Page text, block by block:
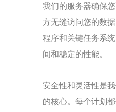
我们的服务器确保
方无缝访问您的数
程序和关键任务系
间和稳定的性能。
安全性和灵活性是
的核心。每个计划